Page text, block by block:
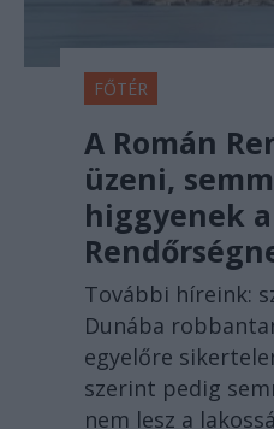
FŐTÉR
A Román
üzeni,
higgyenek
További híreink:
Dunába
egyelőre
szerint pedig
nem lesz a